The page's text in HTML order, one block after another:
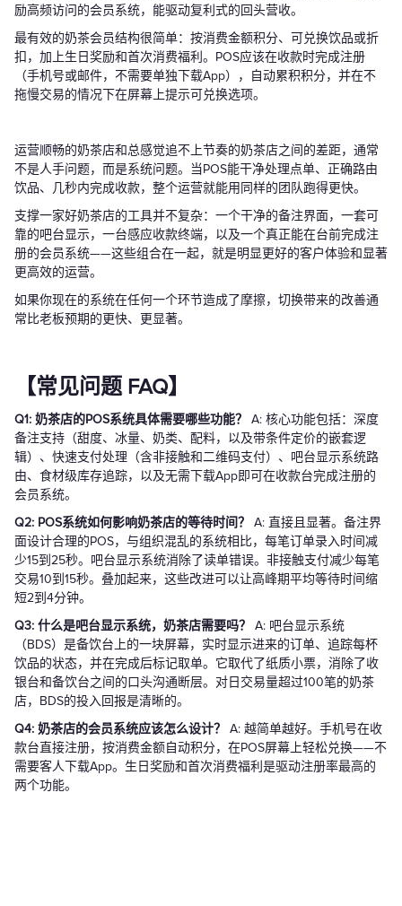
励高频访问的会员系统，能驱动复利式的回头营收。
最有效的奶茶会员结构很简单：按消费金额积分、可兑换饮品或折
扣，加上生日奖励和首次消费福利。POS应该在收款时完成注册
（手机号或邮件，不需要单独下载App），自动累积积分，并在不
拖慢交易的情况下在屏幕上提示可兑换选项。
运营顺畅的奶茶店和总感觉追不上节奏的奶茶店之间的差距，通常
不是人手问题，而是系统问题。当POS能干净处理点单、正确路由
饮品、几秒内完成收款，整个运营就能用同样的团队跑得更快。
支撑一家好奶茶店的工具并不复杂：一个干净的备注界面，一套可
靠的吧台显示，一台感应收款终端，以及一个真正能在台前完成注
册的会员系统——这些组合在一起，就是明显更好的客户体验和显著
更高效的运营。
如果你现在的系统在任何一个环节造成了摩擦，切换带来的改善通
常比老板预期的更快、更显著。
【常见问题 FAQ】
Q1: 奶茶店的POS系统具体需要哪些功能？
A: 核心功能包括：深度
备注支持（甜度、冰量、奶类、配料，以及带条件定价的嵌套逻
辑）、快速支付处理（含非接触和二维码支付）、吧台显示系统路
由、食材级库存追踪，以及无需下载App即可在收款台完成注册的
会员系统。
Q2: POS系统如何影响奶茶店的等待时间？
A: 直接且显著。备注界
面设计合理的POS，与组织混乱的系统相比，每笔订单录入时间减
少15到25秒。吧台显示系统消除了读单错误。非接触支付减少每笔
交易10到15秒。叠加起来，这些改进可以让高峰期平均等待时间缩
短2到4分钟。
Q3: 什么是吧台显示系统，奶茶店需要吗？
A: 吧台显示系统
（BDS）是备饮台上的一块屏幕，实时显示进来的订单、追踪每杯
饮品的状态，并在完成后标记取单。它取代了纸质小票，消除了收
银台和备饮台之间的口头沟通断层。对日交易量超过100笔的奶茶
店，BDS的投入回报是清晰的。
Q4: 奶茶店的会员系统应该怎么设计？
A: 越简单越好。手机号在收
款台直接注册，按消费金额自动积分，在POS屏幕上轻松兑换——不
需要客人下载App。生日奖励和首次消费福利是驱动注册率最高的
两个功能。